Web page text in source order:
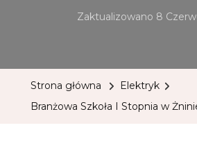
Zaktualizowano 8
Strona główna
Elektryk
Branżowa Szkoła I Stopnia w